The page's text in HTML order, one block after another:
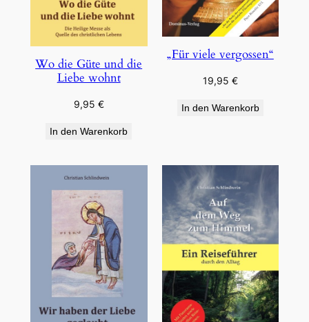
Wo die Güte und die
Liebe wohnt
9,95 €
In den Warenkorb
„Für viele vergossen“
19,95 €
In den Warenkorb